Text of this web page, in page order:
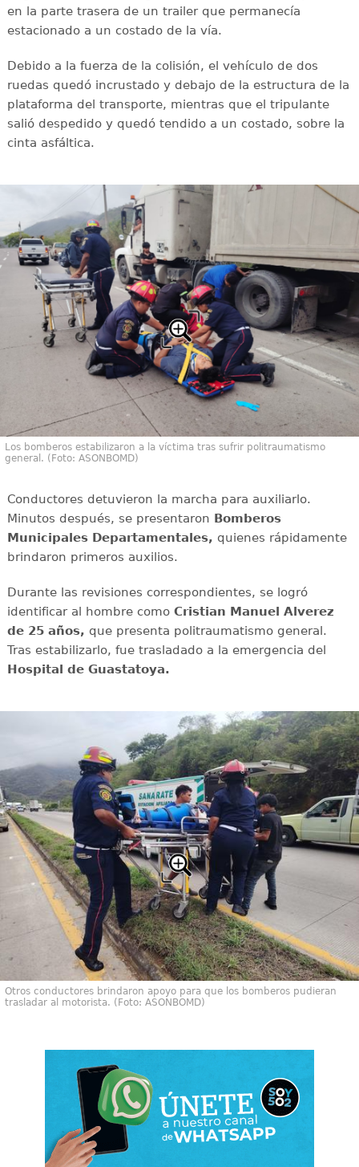
en la parte trasera de un trailer que permanecía
estacionado a un costado de la vía.
Debido a la fuerza de la colisión, el vehículo de dos
ruedas quedó incrustado y debajo de la estructura de la
plataforma del transporte, mientras que el tripulante
salió despedido y quedó tendido a un costado, sobre la
cinta asfáltica.
Los bomberos estabilizaron a la víctima tras sufrir politraumatismo
general. (Foto: ASONBOMD)
Conductores detuvieron la marcha para auxiliarlo.
Minutos después, se presentaron Bomberos
Municipales Departamentales, quienes rápidamente
brindaron primeros auxilios.
Durante las revisiones correspondientes, se logró
identificar al hombre como Cristian Manuel Alverez
de 25 años, que presenta politraumatismo general.
Tras estabilizarlo, fue trasladado a la emergencia del
Hospital de Guastatoya.
Otros conductores brindaron apoyo para que los bomberos pudieran
trasladar al motorista. (Foto: ASONBOMD)